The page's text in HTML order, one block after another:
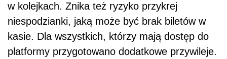
w kolejkach. Znika też ryzyko przykrej
niespodzianki, jaką może być brak biletów w
kasie. Dla wszystkich, którzy mają dostęp do
platformy przygotowano dodatkowe przywileje.